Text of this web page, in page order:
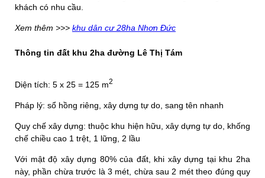
khách có nhu cầu.
Xem thêm >>> khu dân cư 28ha Nhơn Đức
Thông tin đất khu 2ha đường Lê Thị Tám
Diện tích: 5 x 25 = 125 m2
Pháp lý: sổ hồng riêng, xây dựng tự do, sang tên nhanh
Quy chế xây dựng: thuộc khu hiện hữu, xây dựng tự do, khống
chế chiều cao 1 trệt, 1 lững, 2 lầu
Với mật độ xây dựng 80% của đất, khi xây dựng tại khu 2ha
này, phần chừa trước là 3 mét, chừa sau 2 mét theo đúng quy